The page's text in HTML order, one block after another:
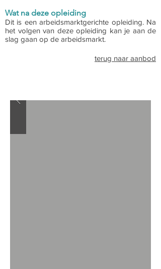
Wat na deze opleiding
Dit is een arbeidsmarktgerichte opleiding. Na
het volgen van deze opleiding kan je aan de
slag gaan op de arbeidsmarkt.
terug naar aanbod